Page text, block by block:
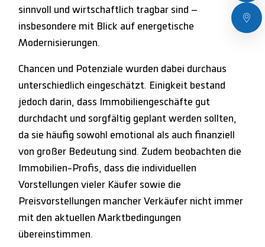
sinnvoll und wirtschaftlich tragbar sind –
insbesondere mit Blick auf energetische
Modernisierungen.
Chancen und Potenziale wurden dabei durchaus
unterschiedlich eingeschätzt. Einigkeit bestand
jedoch darin, dass Immobiliengeschäfte gut
durchdacht und sorgfältig geplant werden sollten,
da sie häufig sowohl emotional als auch finanziell
von großer Bedeutung sind. Zudem beobachten die
Immobilien-Profis, dass die individuellen
Vorstellungen vieler Käufer sowie die
Preisvorstellungen mancher Verkäufer nicht immer
mit den aktuellen Marktbedingungen
übereinstimmen.